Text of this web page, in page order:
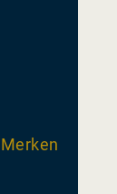
Merken